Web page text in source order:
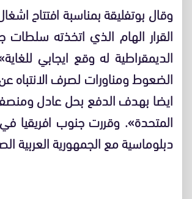
وقال بوتفليقة بمناسبة افتتاح اشغال
القرار الهام الذي اتخذته سلطات
الديمقراطية له وقع ايجابي للغاية
الضعوط ومناورات لصرف الانتباه
ايضا بهدف الدفع بحل عادل ومنصف
المتحدة». وقررت جنوب افريقيا
دبلوماسية مع الجمهورية العربية